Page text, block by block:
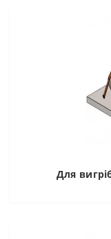
Для